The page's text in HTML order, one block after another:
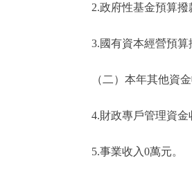
2.政府性基金預算撥
3.國有資本經營預算
（二）本年其他資金
4.財政專戶管理資金
5.事業收入0萬元。